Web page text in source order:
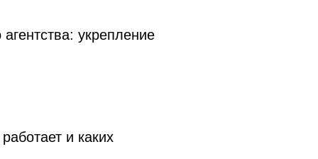
укрепление
и каких